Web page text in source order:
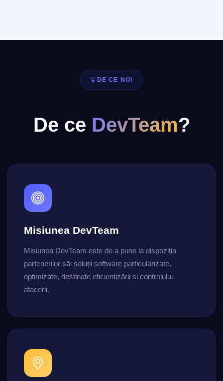
DE CE NOI
De ce DevTeam?
Misiunea DevTeam
Misiunea DevTeam este de a pune la dispoziția
partenerilor săi soluții software particularizate,
optimizate, destinate eficientizării și controlului
afacerii.